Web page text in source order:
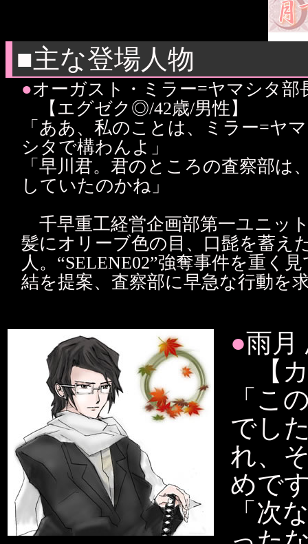
■主な登場人物
●オーガスト・ミラー=ヤマシタ部
【エグゼク◎/42歳/男性】
「ああ、私のことは、ミラー=ヤ
シタで構わんよ」
「早川君。君のところの査察部は
していたのかね」
千早重工経営企画部第一ユニッ
髪にオリーブ色の目、口髭を蓄え
人。“SELENE02”強奪事件を重く
結を提案、査察部に早急な行動を
●雨
【カ
「こ
でし
れ、
めで
「次